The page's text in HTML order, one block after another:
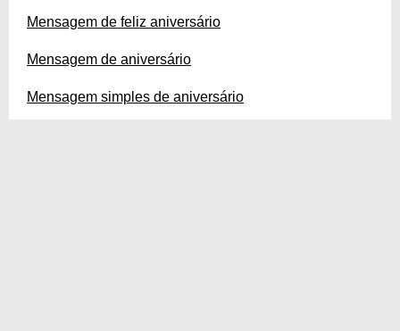
Mensagem de feliz aniversário
Mensagem de aniversário
Mensagem simples de aniversário